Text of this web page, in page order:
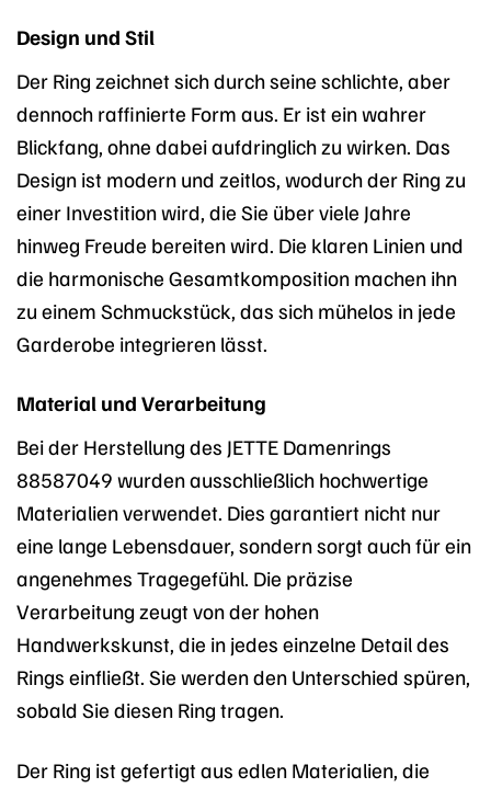
Design und Stil
Der Ring zeichnet sich durch seine schlichte, aber
dennoch raffinierte Form aus. Er ist ein wahrer
Blickfang, ohne dabei aufdringlich zu wirken. Das
Design ist modern und zeitlos, wodurch der Ring zu
einer Investition wird, die Sie über viele Jahre
hinweg Freude bereiten wird. Die klaren Linien und
die harmonische Gesamtkomposition machen ihn
zu einem Schmuckstück, das sich mühelos in jede
Garderobe integrieren lässt.
Material und Verarbeitung
Bei der Herstellung des JETTE Damenrings
88587049 wurden ausschließlich hochwertige
Materialien verwendet. Dies garantiert nicht nur
eine lange Lebensdauer, sondern sorgt auch für ein
angenehmes Tragegefühl. Die präzise
Verarbeitung zeugt von der hohen
Handwerkskunst, die in jedes einzelne Detail des
Rings einfließt. Sie werden den Unterschied spüren,
sobald Sie diesen Ring tragen.
Der Ring ist gefertigt aus edlen Materialien, die